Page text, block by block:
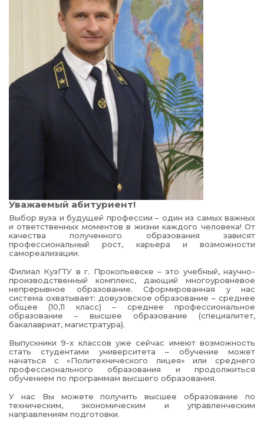
Уважаемый абитуриент!
Выбор вуза и будущей профессии – один из самых важных
и ответственных моментов в жизни каждого человека! От
качества полученного образования зависят
профессиональный рост, карьера и возможности
самореализации.
Филиал КузГТУ в г. Прокопьевске – это учебный, научно-
производственный комплекс, дающий многоуровневое
непрерывное образование. Сформированная у нас
система охватывает: довузовское образование – среднее
общее (10,11 класс) – среднее профессиональное
образование – высшее образование (специалитет,
бакалавриат, магистратура).
Выпускники 9-х классов уже сейчас имеют возможность
стать студентами университета – обучение может
начаться с «Политехнического лицея» или среднего
профессионального образования и продолжиться
обучением по программам высшего образования.
У нас Вы можете получить высшее образование по
техническим, экономическим и управленческим
направлениям подготовки.